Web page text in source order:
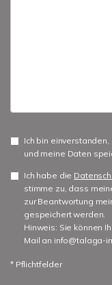
Ich bin
und meine Daten
Ich habe die
stimme zu, dass
zur Beantwortung
gespeichert werden.
Hinweis: Sie können
Mail an info@talaga-
* Pflichtfelder